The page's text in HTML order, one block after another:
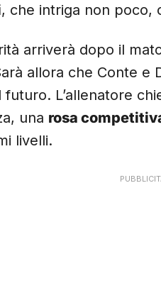
, che intriga non poco,
arriverà dopo il
allora che Conte
L’allenatore
una rosa
livelli.